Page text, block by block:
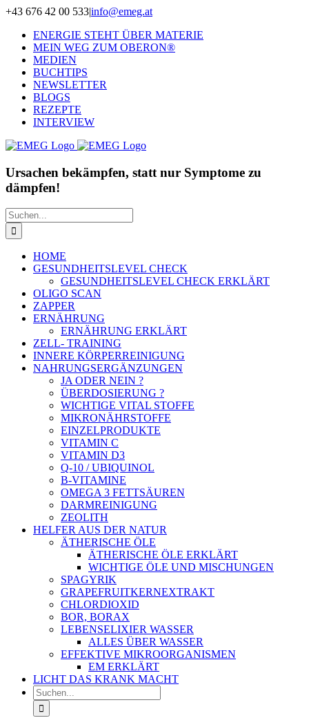
Zum
springen
+43 676 42 00 533|info@emeg.at
ENERGIE STEHT ÜBER MATERIE
MEIN WEG ZUM OBERON®
MEDIEN
BUCHTIPS
NEWSLETTER
BLOGS
REZEPTE
INTERVIEW
Ursachen bekämpfen, statt nur Symptome zu
dämpfen!
Suche
nach:
HOME
GESUNDHEITSLEVEL CHECK
GESUNDHEITSLEVEL CHECK ERKLÄRT
OLIGO SCAN
ZAPPER
ERNÄHRUNG
ERNÄHRUNG ERKLÄRT
ZELL- TRAINING
INNERE KÖRPERREINIGUNG
NAHRUNGSERGÄNZUNGEN
JA ODER NEIN ?
ÜBERDOSIERUNG ?
WICHTIGE VITAL STOFFE
MIKRONÄHRSTOFFE
EINZELPRODUKTE
VITAMIN C
VITAMIN D3
Q-10 / UBIQUINOL
B-VITAMINE
OMEGA 3 FETTSÄUREN
DARMREINIGUNG
ZEOLITH
HELFER AUS DER NATUR
ÄTHERISCHE ÖLE
ÄTHERISCHE ÖLE ERKLÄRT
WICHTIGE ÖLE UND MISCHUNGEN
SPAGYRIK
GRAPEFRUITKERNEXTRAKT
CHLORDIOXID
BOR, BORAX
LEBENSELIXIER WASSER
ALLES ÜBER WASSER
EFFEKTIVE MIKROORGANISMEN
EM ERKLÄRT
LICHT DAS KRANK MACHT
Suche
nach: